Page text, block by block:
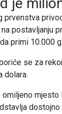
je
prvenstva
postavljanju
primi 10.000
se za
dolara.
omiljeno